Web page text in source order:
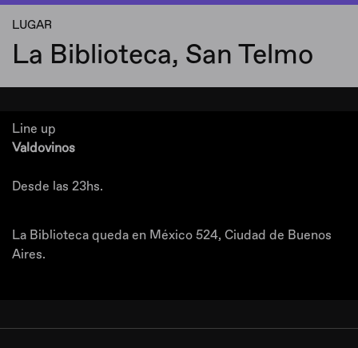
LUGAR
La Biblioteca, San Telmo
Line up
Valdovinos
Desde las 23hs.
La Biblioteca queda en México 524, Ciudad de Buenos
Aires.